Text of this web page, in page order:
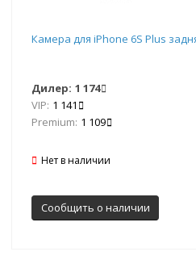
Камера для iPhone 6S Plus
Дилер: 1 174
VIP: 1 141
Premium: 1 109
Нет в наличии
Сообщить о наличии